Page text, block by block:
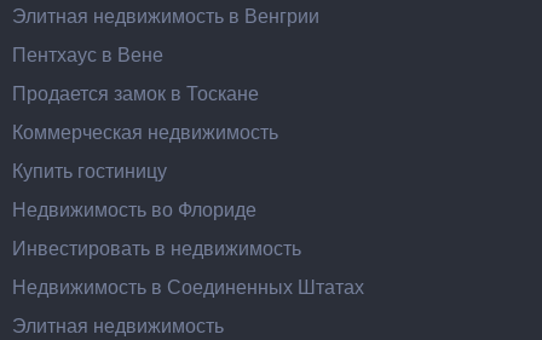
Элитная недвижимость в Венгрии
Пентхаус в Вене
Продается замок в Тоскане
Коммерческая недвижимость
Купить гостиницу
Недвижимость во Флориде
Инвестировать в недвижимость
Недвижимость в Соединенных Штатах
Элитная недвижимость